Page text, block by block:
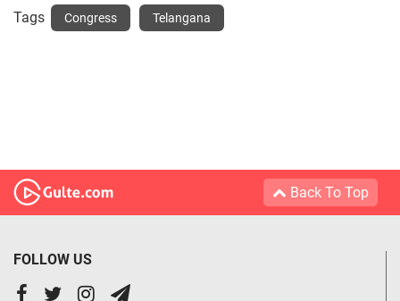
Tags Congress Telangana
Back To Top
FOLLOW US